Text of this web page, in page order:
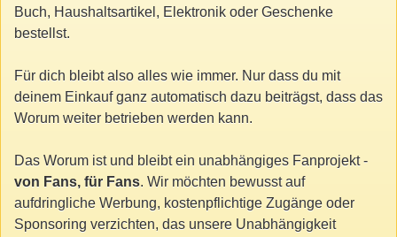
Buch, Haushaltsartikel, Elektronik oder Geschenke
bestellst.
Für dich bleibt also alles wie immer. Nur dass du mit
deinem Einkauf ganz automatisch dazu beiträgst, dass das
Worum weiter betrieben werden kann.
Das Worum ist und bleibt ein unabhängiges Fanprojekt -
von Fans, für Fans. Wir möchten bewusst auf
aufdringliche Werbung, kostenpflichtige Zugänge oder
Sponsoring verzichten, das unsere Unabhängigkeit